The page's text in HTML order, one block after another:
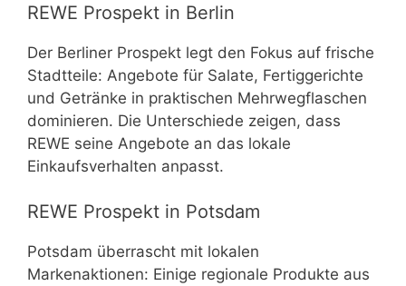
REWE Prospekt in Berlin
Der Berliner Prospekt legt den Fokus auf frische
Stadtteile: Angebote für Salate, Fertiggerichte
und Getränke in praktischen Mehrwegflaschen
dominieren. Die Unterschiede zeigen, dass
REWE seine Angebote an das lokale
Einkaufsverhalten anpasst.
REWE Prospekt in Potsdam
Potsdam überrascht mit lokalen
Markenaktionen: Einige regionale Produkte aus